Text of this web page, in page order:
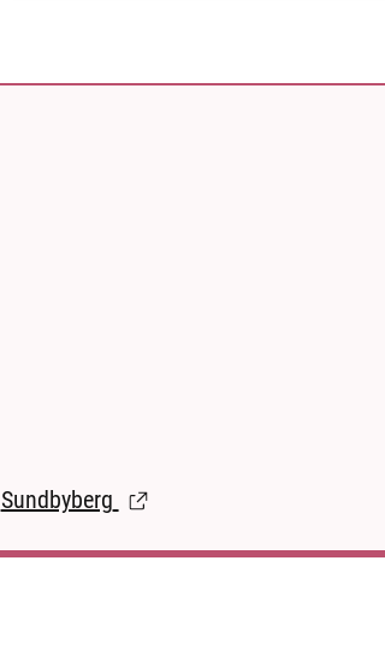
Sundbyberg (Länk till extern sida.)